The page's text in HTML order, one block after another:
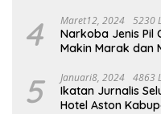
4 Maret12, 2024 5230
Narkoba Jenis Pil
Makin Marak dan
5 Januari8, 2024 4863
Ikatan Jurnalis
Hotel Aston